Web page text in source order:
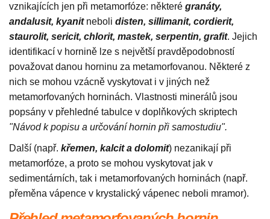
vznikajících jen při metamorfóze: některé granáty,
andalusit, kyanit neboli disten, sillimanit, cordierit,
staurolit, sericit, chlorit, mastek, serpentin, grafit. Jejich
identifikací v hornině lze s největší pravděpodobností
považovat danou horninu za metamorfovanou. Některé z
nich se mohou vzácně vyskytovat i v jiných než
metamorfovaných horninách. Vlastnosti minerálů jsou
popsány v přehledné tabulce v doplňkových skriptech
"Návod k popisu a určování hornin při samostudiu".
Další (např. křemen, kalcit a dolomit) nezanikají při
metamorfóze, a proto se mohou vyskytovat jak v
sedimentárních, tak i metamorfovaných horninách (např.
přeměna vápence v krystalický vápenec neboli mramor).